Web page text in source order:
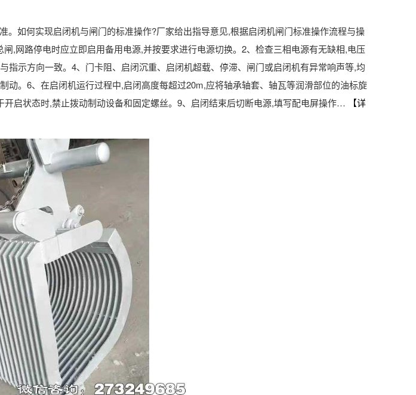
如何实现启闭机与闸门的标准操作?厂家给出指导意见,根据启闭机闸门标准操作流程与操
,网路停电时应立即启用备用电源,并按要求进行电源切换。2、检查三相电源有无缺相,电压
示方向一致。4、门卡阻、启闭沉重、启闭机超载、停滞、闸门或启闭机有异常响声等,均
。6、在启闭机运行过程中,启闭高度每超过20m,应将轴承轴套、轴瓦等润滑部位的油标旋
启状态时,禁止拨动制动设备和固定螺丝。9、启闭结束后切断电源,填写配电屏操作…
【详